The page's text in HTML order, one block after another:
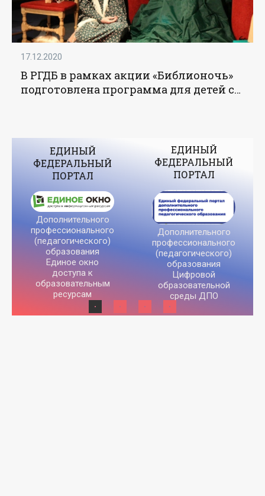
17.12.2020
В РГДБ в рамках акции «Библионочь»
подготовлена программа для детей с
ЕДИНЫЙ
ФЕДЕРАЛЬНЫЙ
ПОРТАЛ
Дополнительного
профессионального
(педагогического)
образования
Единое окно
доступа к
образовательным
ресурсам
ЕДИНЫЙ
ФЕДЕРАЛЬНЫЙ
ПОРТАЛ
Дополнительного
профессионального
(педагогического)
образования
Цифровой
образовательной
среды ДПО